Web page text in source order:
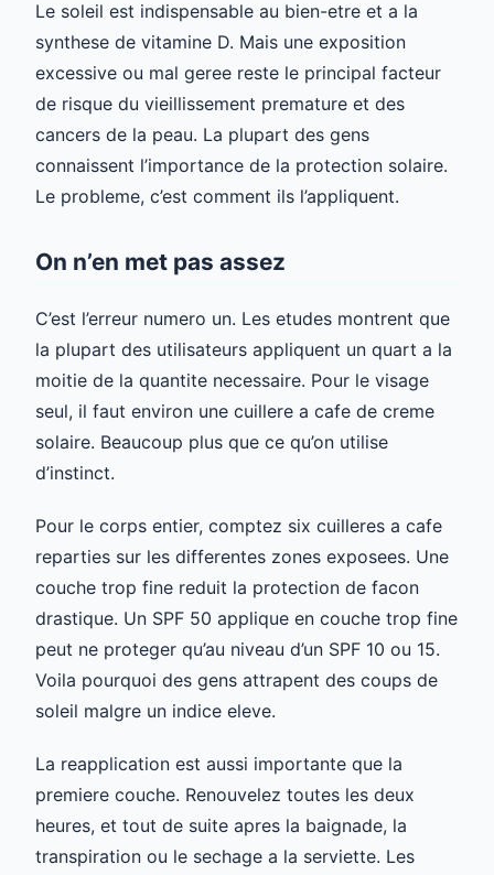
Le soleil est indispensable au bien-etre et a la
synthese de vitamine D. Mais une exposition
excessive ou mal geree reste le principal facteur
de risque du vieillissement premature et des
cancers de la peau. La plupart des gens
connaissent l’importance de la protection solaire.
Le probleme, c’est comment ils l’appliquent.
On n’en met pas assez
C’est l’erreur numero un. Les etudes montrent que
la plupart des utilisateurs appliquent un quart a la
moitie de la quantite necessaire. Pour le visage
seul, il faut environ une cuillere a cafe de creme
solaire. Beaucoup plus que ce qu’on utilise
d’instinct.
Pour le corps entier, comptez six cuilleres a cafe
reparties sur les differentes zones exposees. Une
couche trop fine reduit la protection de facon
drastique. Un SPF 50 applique en couche trop fine
peut ne proteger qu’au niveau d’un SPF 10 ou 15.
Voila pourquoi des gens attrapent des coups de
soleil malgre un indice eleve.
La reapplication est aussi importante que la
premiere couche. Renouvelez toutes les deux
heures, et tout de suite apres la baignade, la
transpiration ou le sechage a la serviette. Les